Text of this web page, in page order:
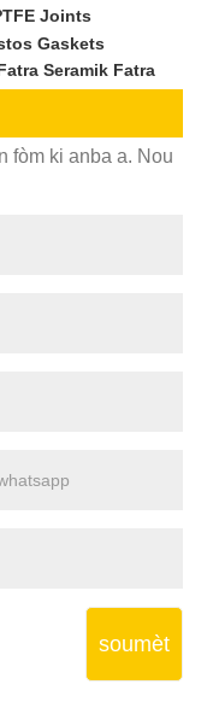
Joints
Gaskets
Fatra Seramik Fatra
fòm ki anba a. Nou
soumèt